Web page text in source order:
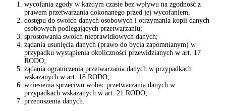
wycofania zgody w każdym czasie bez wpływu na zgodność z
prawem przetwarzania dokonanego przed jej wycofaniem,
dostępu do swoich danych osobowych i otrzymania kopii danych
osobowych podlegających przetwarzaniu;
sprostowania swoich nieprawidłowych danych;
żądania usunięcia danych (prawo do bycia zapomnianym) w
przypadku wystąpienia okoliczności przewidzianych w art. 17
RODO;
żądania ograniczenia przetwarzania danych w przypadkach
wskazanych w art. 18 RODO;
wniesienia sprzeciwu wobec przetwarzania danych w
przypadkach wskazanych w art. 21 RODO;
przenoszenia danych.